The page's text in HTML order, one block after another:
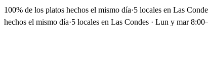
100% de los platos hechos el mismo día·5 locales en Las
hechos el mismo día·5 locales en Las Condes · Lun y mar